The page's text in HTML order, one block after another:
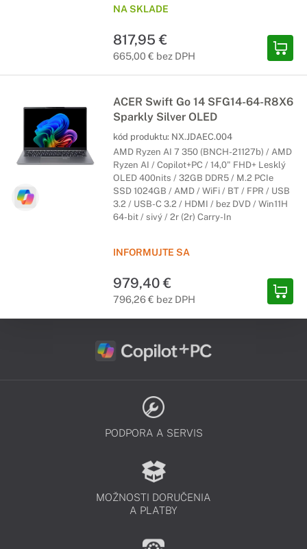
NA SKLADE
817,95 €
665,00 € bez DPH
ACER Swift Go 14 SFG14-64-R8X6
Sparkly Silver OLED
kód produktu: NX.JDAEC.004
AMD Ryzen AI 7 350 (BNCH-21127b) / AMD
Ryzen AI / Copilot+PC / 14,0" FHD+ Lesklý
OLED 400nits / 32GB DDR5 / M.2 PCIe
SSD 1024GB / AMD / WiFi / BT / FPR / USB
3.2 / USB-C 3.2 / HDMI / bez DVD / Win11H
64-bit / sivý / 2r (2r) Carry-In
INFORMUJTE SA
979,40 €
796,26 € bez DPH
PODPORA A SERVIS
MOŽNOSTI DORUČENIA
A PLATBY